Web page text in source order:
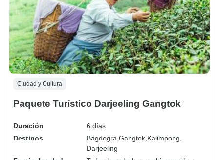
Ciudad y Cultura
Paquete Turístico Darjeeling Gangtok
Duración
6 días
Destinos
Bagdogra,Gangtok,Kalimpong,
Darjeeling